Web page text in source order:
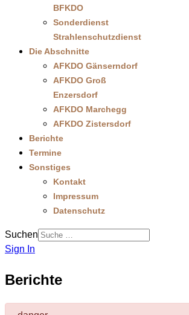
BFKDO
Sonderdienst
Strahlenschutzdienst
Die Abschnitte
AFKDO Gänserndorf
AFKDO Groß
Enzersdorf
AFKDO Marchegg
AFKDO Zistersdorf
Berichte
Termine
Sonstiges
Kontakt
Impressum
Datenschutz
Suchen
Sign In
Berichte